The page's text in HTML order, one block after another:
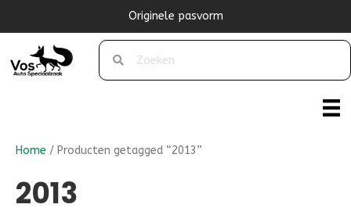
Originele pasvorm
Home / Producten getagged “2013”
2013